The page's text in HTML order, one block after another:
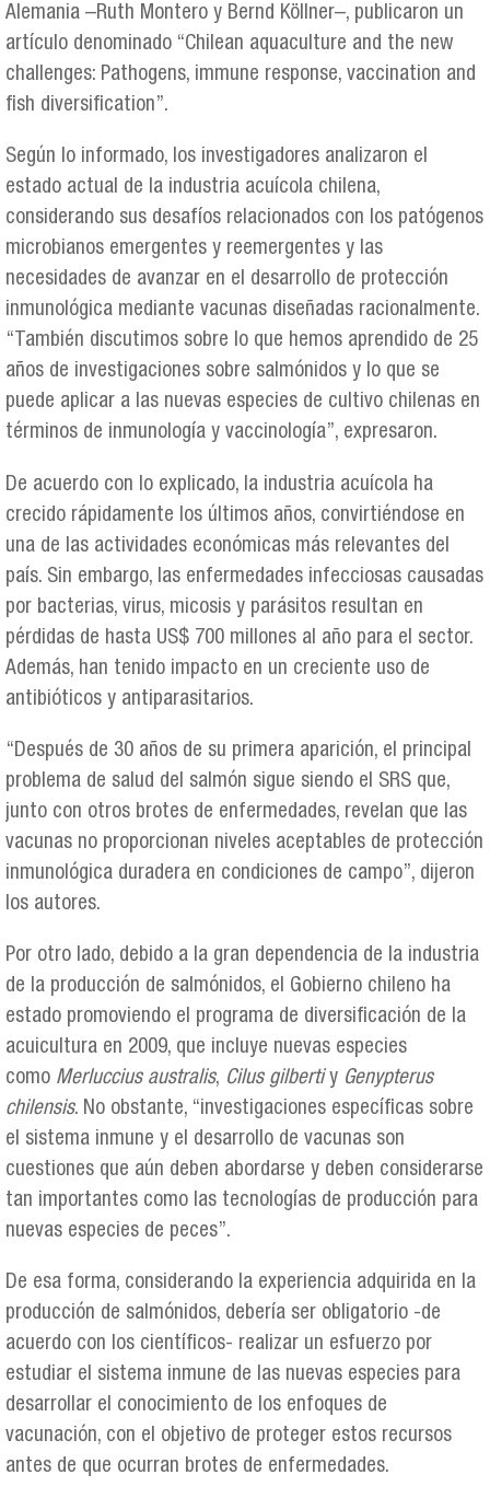
Alemania –Ruth Montero y Bernd Köllner–, publicaron un
artículo denominado “Chilean aquaculture and the new
challenges: Pathogens, immune response, vaccination and
fish diversification”.
Según lo informado, los investigadores analizaron el
estado actual de la industria acuícola chilena,
considerando sus desafíos relacionados con los patógenos
microbianos emergentes y reemergentes y las
necesidades de avanzar en el desarrollo de protección
inmunológica mediante vacunas diseñadas racionalmente.
“También discutimos sobre lo que hemos aprendido de 25
años de investigaciones sobre salmónidos y lo que se
puede aplicar a las nuevas especies de cultivo chilenas en
términos de inmunología y vaccinología”, expresaron.
De acuerdo con lo explicado, la industria acuícola ha
crecido rápidamente los últimos años, convirtiéndose en
una de las actividades económicas más relevantes del
país. Sin embargo, las enfermedades infecciosas causadas
por bacterias, virus, micosis y parásitos resultan en
pérdidas de hasta US$ 700 millones al año para el sector.
Además, han tenido impacto en un creciente uso de
antibióticos y antiparasitarios.
“Después de 30 años de su primera aparición, el principal
problema de salud del salmón sigue siendo el SRS que,
junto con otros brotes de enfermedades, revelan que las
vacunas no proporcionan niveles aceptables de protección
inmunológica duradera en condiciones de campo”, dijeron
los autores.
Por otro lado, debido a la gran dependencia de la industria
de la producción de salmónidos, el Gobierno chileno ha
estado promoviendo el programa de diversificación de la
acuicultura en 2009, que incluye nuevas especies
como Merluccius australis, Cilus gilbertiy Genypterus
chilensis. No obstante, “investigaciones específicas sobre
el sistema inmune y el desarrollo de vacunas son
cuestiones que aún deben abordarse y deben considerarse
tan importantes como las tecnologías de producción para
nuevas especies de peces”.
De esa forma, considerando la experiencia adquirida en la
producción de salmónidos, debería ser obligatorio -de
acuerdo con los científicos- realizar un esfuerzo por
estudiar el sistema inmune de las nuevas especies para
desarrollar el conocimiento de los enfoques de
vacunación, con el objetivo de proteger estos recursos
antes de que ocurran brotes de enfermedades.